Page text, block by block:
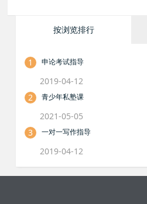
按浏览排行
1 申论考试指导
2019-04-12
2
青少年私塾课
2021-05-05
3
一对一写作指导
2019-04-12